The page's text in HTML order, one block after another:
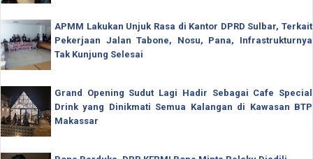
APMM Lakukan Unjuk Rasa di Kantor DPRD Sulbar, Terkait
Pekerjaan Jalan Tabone, Nosu, Pana, Infrastrukturnya
Tak Kunjung Selesai
Grand Opening Sudut Lagi Hadir Sebagai Cafe Special
Drink yang Dinikmati Semua Kalangan di Kawasan BTP
Makassar